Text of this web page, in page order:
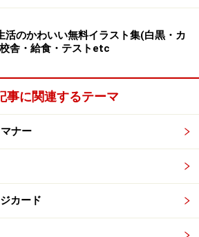
い動物・コミック調の女の子などな
。細部の描きこみにこだわりを感じ
な色使いです。
さめのドットを中心とした素材を配
活のかわいい無料イラスト集(白黒・カ
舎・給食・テストetc
事に関連するテーマ
ナー
カード